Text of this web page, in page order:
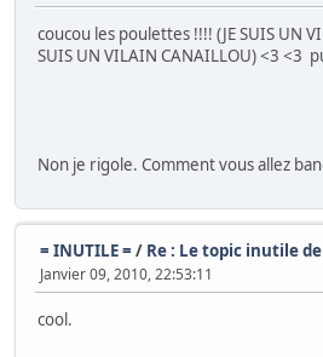
coucou les poulettes !!!! (JE SUIS UN
SUIS UN VILAIN CANAILLOU) <3 <3
Non je rigole. Comment vous allez
= INUTILE = / Re : Le topic inutile
Janvier 09, 2010, 22:53:11
cool.